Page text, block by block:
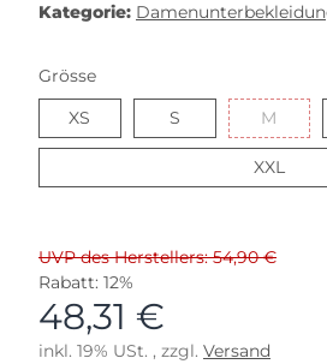
Kategorie:
Grösse
XS
SS M
XXL
UVP des Herstellers: 54,90 €
Rabatt: 12%
48,31 €
inkl. 19% USt. , zzgl. Versand